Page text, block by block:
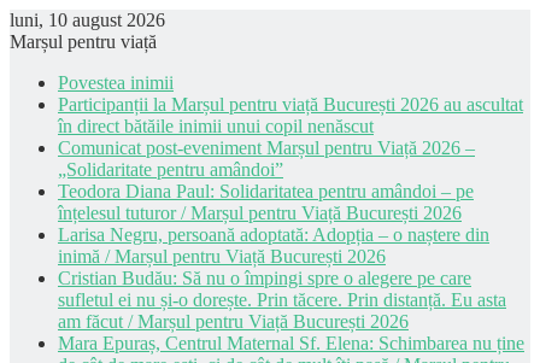
luni, 10 august 2026
Marșul pentru viață
Povestea inimii
Participanții la Marșul pentru viață București 2026 au ascultat
în direct bătăile inimii unui copil nenăscut
Comunicat post-eveniment Marșul pentru Viață 2026 –
„Solidaritate pentru amândoi”
Teodora Diana Paul: Solidaritatea pentru amândoi – pe
înțelesul tuturor / Marșul pentru Viață București 2026
Larisa Negru, persoană adoptată: Adopția – o naștere din
inimă / Marșul pentru Viață București 2026
Cristian Budău: Să nu o împingi spre o alegere pe care
sufletul ei nu și-o dorește. Prin tăcere. Prin distanță. Eu asta
am făcut / Marșul pentru Viață București 2026
Mara Epuraș, Centrul Maternal Sf. Elena: Schimbarea nu ține